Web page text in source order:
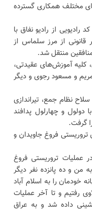
مختلف همکاری گسترده
پس از اخذ کد رادیویی از رادیو نفاق با
قانونی از مرز سلماس از
منتقل شد.
کلیه آموزش‌های عقیدتی،
و مسعود رجوی و دیگر
نظام جمع، تیراندازی
دولول و چهارلول پدافند
گرفت.
فروغ جاویدان و
عملیات تروریستی فروغ
من و ده پانزده نفر دیگر
خودمان را به اسلام آباد
رفتیم و تا آخر عملیات
داده شد و به عراق